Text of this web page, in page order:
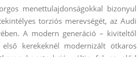
menettulajdonságokkal bizonyul
torziós merevségét, az Audi
A modern generáció – kiviteltől
kerekeknél modernizált ötkaros